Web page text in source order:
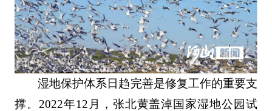
湿地保护体系日趋完善是修复工作的重要支
撑。2022年12月，张北黄盖淖国家湿地公园试